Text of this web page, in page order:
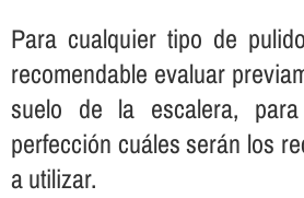
Para cualquier tipo de
recomendable evaluar
suelo de la escalera,
perfección cuáles serán los
a utilizar.